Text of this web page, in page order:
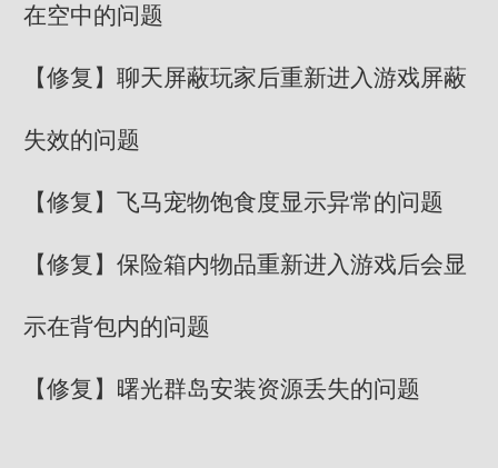
在空中的问题
【修复】聊天屏蔽玩家后重新进入游戏屏蔽
失效的问题
【修复】飞马宠物饱食度显示异常的问题
【修复】保险箱内物品重新进入游戏后会显
示在背包内的问题
【修复】曙光群岛安装资源丢失的问题